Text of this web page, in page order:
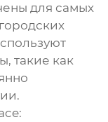
для самых
такие как